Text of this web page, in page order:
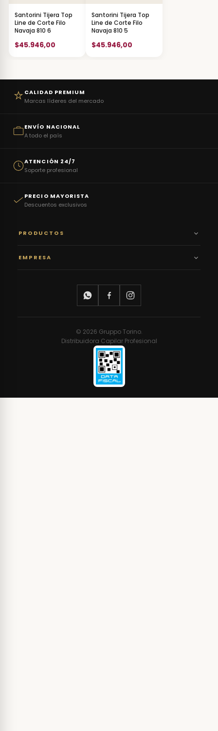
Santorini Tijera Top
Line de Corte Filo
Navaja 810 6
$45.946,00
Santorini Tijera Top
Line de Corte Filo
Navaja 810 5
$45.946,00
CALIDAD PREMIUM
Marcas líderes del mercado
ENVÍO NACIONAL
A todo el país
ATENCIÓN 24/7
Soporte profesional
PRECIO MAYORISTA
Descuentos exclusivos
PRODUCTOS
EMPRESA
© 2026 Gruppo Torino.
Distribuidora Capilar Profesional